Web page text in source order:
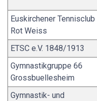
Euskirchener Tennisclub
Rot Weiss
ETSC e.V. 1848/1913
Gymnastikgruppe 66
Grossbuellesheim
Gymnastik- und